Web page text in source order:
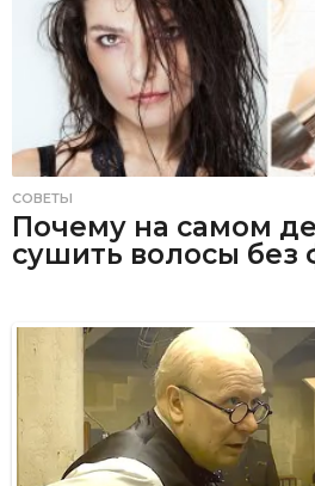
СОВЕТЫ
Почему на самом
сушить волосы без